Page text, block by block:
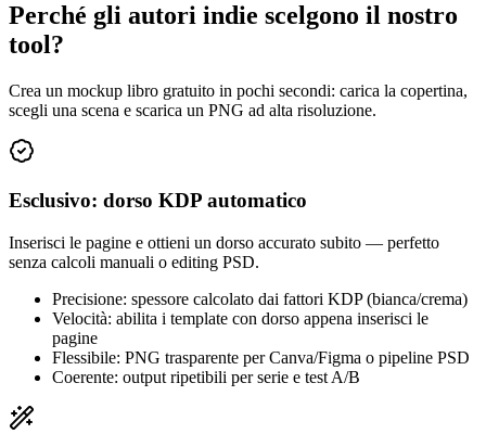
Perché gli autori indie scelgono il nostro
tool?
Crea un mockup libro gratuito in pochi secondi: carica la copertina,
scegli una scena e scarica un PNG ad alta risoluzione.
Esclusivo: dorso KDP automatico
Inserisci le pagine e ottieni un dorso accurato subito — perfetto
senza calcoli manuali o editing PSD.
Precisione: spessore calcolato dai fattori KDP (bianca/crema)
Velocità: abilita i template con dorso appena inserisci le
pagine
Flessibile: PNG trasparente per Canva/Figma o pipeline PSD
Coerente: output ripetibili per serie e test A/B